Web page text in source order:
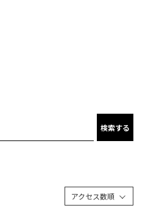
検索する
アクセス数順